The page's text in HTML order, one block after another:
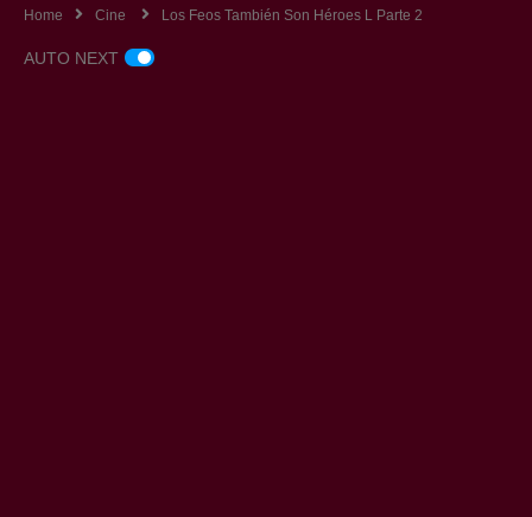
Home Cine Los Feos También Son Héroes L Parte 2
AUTO NEXT